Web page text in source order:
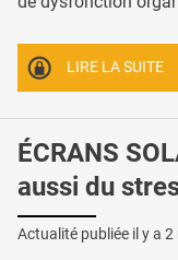
LIRE LA SUITE
ÉCRANS
aussi du
Actualité publiée il y a 2